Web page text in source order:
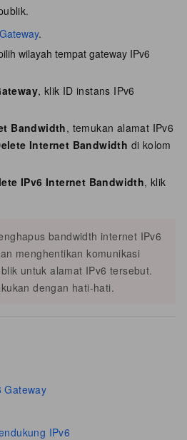
.
wilayah tempat gateway IPv6
, klik ID instans IPv6
Bandwidth, temukan alamat IPv6
Internet Bandwidth di kolom
IPv6 Internet Bandwidth, klik
bandwidth internet IPv6
menghentikan komunikasi
untuk alamat IPv6 tersebut.
dengan hati-hati.
Gateway
IPv6